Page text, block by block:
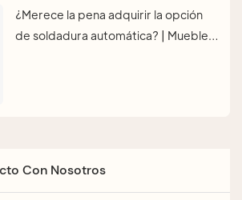
¿Merece la pena adquirir la opción
de soldadura automática? | Muebles
Con Nosotros